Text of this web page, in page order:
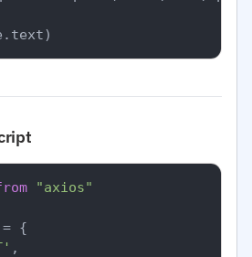
"axios"
= {
,